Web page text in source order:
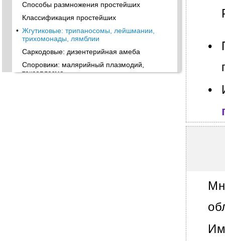
Способы размножения простейших
Классификация простейших
• Жгутиковые: трипаносомы, лейшмании,
трихомонады, лямблии
Саркодовые: дизентерийная амеба
Споровики: малярийный плазмодий,
токсоплазма
•
•